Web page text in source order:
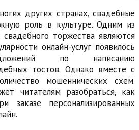
других странах, свадебные
роль в культуре. Одним из
торжества являются
онлайн-услуг появилось
по написанию
тостов. Однако вместе с
мошеннических схем.
читателям разобраться, как
заказе персонализированных